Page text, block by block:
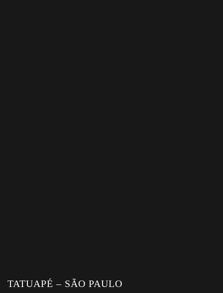
TATUAPÉ – SÃO PAULO